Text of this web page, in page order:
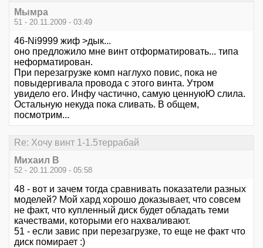
Мымра
51 - 20.11.2009 - 03:49
46-Ni9999 жиф >дык...
оно предложило мне винт отформатировать... типа
неформатирован.
При перезагрузке комп наглухо повис, пока не
повыдергивала провода с этого винта. Утром
увидело его. Инфу частично, самую ценнуюЮ слила.
Остальную некуда пока сливать. В общем,
посмотрим...
Re: Хочу винт 1-1.5террабай
Михаил В
52 - 20.11.2009 - 05:58
48 - вот и зачем тогда сравнивать показатели разных
моделей? Мой хард хорошо доказывает, что совсем
не факт, что купленный диск будет обладать теми
качествами, которыми его нахваливают.
51 - если завис при перезагрузке, то еще не факт что
диск помирает :)